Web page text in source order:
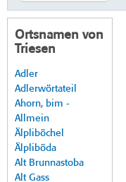
Ortsnamen von
Triesen
Adler
Adlerwörtateil
Ahorn, bim -
Allmein
Älpliböchel
Älpliböda
Alt Brunnastoba
Alt Gass